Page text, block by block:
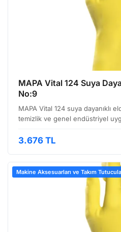
MAPA Vital 124 Suya
No:9
MAPA Vital 124 suya dayanıklı
temizlik ve genel endüstriyel
eldivenler, hem kullanıcı
3.676 TL
Makine Aksesuarları ve Takım